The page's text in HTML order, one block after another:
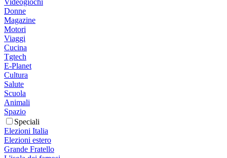
Donne
Magazine
Motori
Viaggi
Cucina
Tgtech
E-Planet
Cultura
Salute
Scuola
Animali
Spazio
Speciali
Elezioni Italia
Elezioni estero
Grande Fratello